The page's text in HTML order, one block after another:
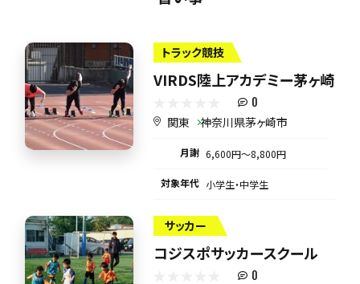
トラック競技
VIRDS陸上アカデミー茅ヶ崎
0
関東 神奈川県茅ヶ崎市
月謝 6,600円〜8,800円
対象年代 小学生・中学生
サッカー
コジスポサッカースクール
0